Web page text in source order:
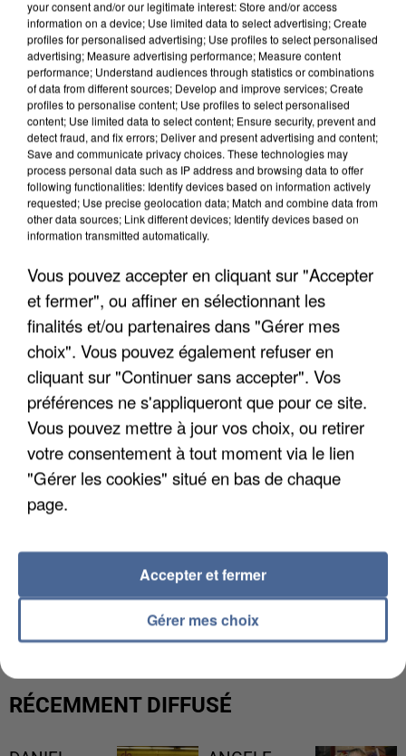
APRÈS TOUTES CES CANICULES, LES REFUGES
L’UN DES FONDATEURS SUPPOSÉS DE LA DZ
RÉCEMMENT DIFFUSÉ
your consent and/or our legitimate interest: Store and/or access
information on a device; Use limited data to select advertising; Create
profiles for personalised advertising; Use profiles to select personalised
advertising; Measure advertising performance; Measure content
performance; Understand audiences through statistics or combinations
of data from different sources; Develop and improve services; Create
profiles to personalise content; Use profiles to select personalised
content; Use limited data to select content; Ensure security, prevent and
detect fraud, and fix errors; Deliver and present advertising and content;
Save and communicate privacy choices. These technologies may
process personal data such as IP address and browsing data to offer
following functionalities: Identify devices based on information actively
requested; Use precise geolocation data; Match and combine data from
other data sources; Link different devices; Identify devices based on
information transmitted automatically.
Vous pouvez accepter en cliquant sur "Accepter
et fermer", ou affiner en sélectionnant les
finalités et/ou partenaires dans "Gérer mes
choix". Vous pouvez également refuser en
cliquant sur "Continuer sans accepter". Vos
préférences ne s'appliqueront que pour ce site.
Vous pouvez mettre à jour vos choix, ou retirer
votre consentement à tout moment via le lien
"Gérer les cookies" situé en bas de chaque
page.
Gérer mes choix
Accepter et fermer